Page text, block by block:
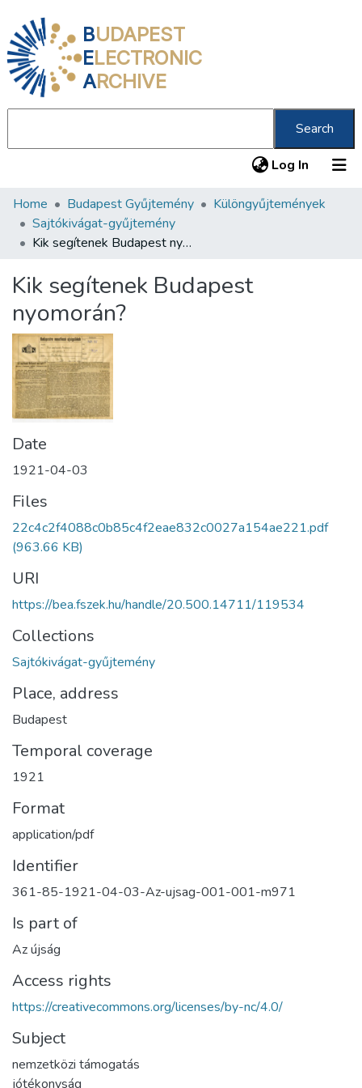
BUDAPEST
ELECTRONIC
ARCHIVE
Search
Log In (current)
Communities & Collections
All of DSpace
Home Budapest Gyűjtemény
Különgyűjtemények
Sajtókivágat-gyűjtemény
Kik segítenek Budapest nyomorán?
Kik segítenek Budapest
nyomorán?
Date
1921-04-03
Files
22c4c2f4088c0b85c4f2eae832c0027a154ae221.pdf
(963.66 KB)
URI
https://bea.fszek.hu/handle/20.500.14711/119534
Collections
Sajtókivágat-gyűjtemény
Place, address
Budapest
Temporal coverage
1921
Format
application/pdf
Identifier
361-85-1921-04-03-Az-ujsag-001-001-m971
Is part of
Az újság
Access rights
https://creativecommons.org/licenses/by-nc/4.0/
Subject
nemzetközi támogatás
jótékonyság